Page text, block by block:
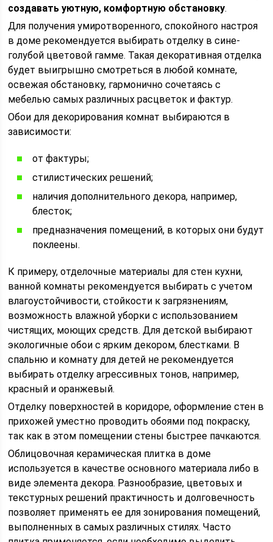
создавать уютную, комфортную обстановку.
Для получения умиротворенного, спокойного настроя
в доме рекомендуется выбирать отделку в сине-
голубой цветовой гамме. Такая декоративная отделка
будет выигрышно смотреться в любой комнате,
освежая обстановку, гармонично сочетаясь с
мебелью самых различных расцветок и фактур.
Обои для декорирования комнат выбираются в
зависимости:
от фактуры;
стилистических решений;
наличия дополнительного декора, например,
блесток;
предназначения помещений, в которых они будут
поклеены.
К примеру, отделочные материалы для стен кухни,
ванной комнаты рекомендуется выбирать с учетом
влагоустойчивости, стойкости к загрязнениям,
возможность влажной уборки с использованием
чистящих, моющих средств. Для детской выбирают
экологичные обои с ярким декором, блестками. В
спальню и комнату для детей не рекомендуется
выбирать отделку агрессивных тонов, например,
красный и оранжевый.
Отделку поверхностей в коридоре, оформление стен в
прихожей уместно проводить обоями под покраску,
так как в этом помещении стены быстрее пачкаются.
Облицовочная керамическая плитка в доме
используется в качестве основного материала либо в
виде элемента декора. Разнообразие, цветовых и
текстурных решений практичность и долговечность
позволяет применять ее для зонирования помещений,
выполненных в самых различных стилях. Часто